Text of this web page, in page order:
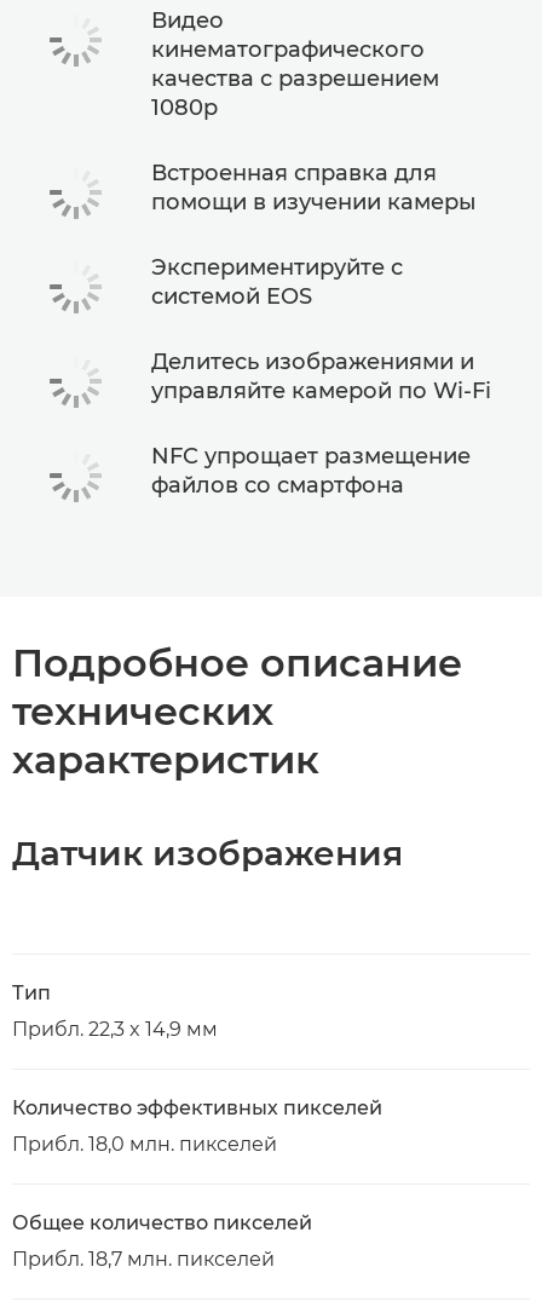
Видео
кинематографического
качества с разрешением
1080p
Встроенная справка для
помощи в изучении камеры
Экспериментируйте с
системой EOS
Делитесь изображениями и
управляйте камерой по Wi-Fi
NFC упрощает размещение
файлов со смартфона
Подробное описание
технических
характеристик
Датчик изображения
Тип
Прибл. 22,3 x 14,9 мм
Количество эффективных пикселей
Прибл. 18,0 млн. пикселей
Общее количество пикселей
Прибл. 18,7 млн. пикселей